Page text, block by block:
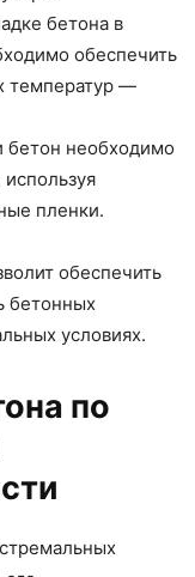
бетона в
обеспечить
температур —
бетон необходимо
пленки.
обеспечить
бетонных
условиях.
по